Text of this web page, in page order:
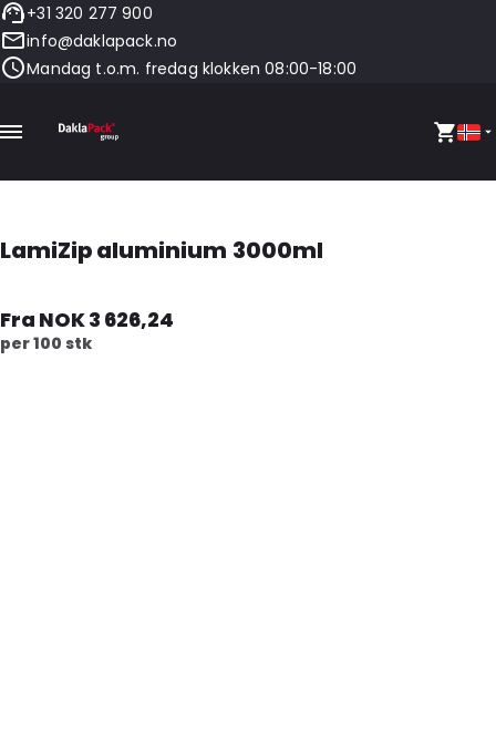
+31 320 277 900
info@daklapack.no
Mandag t.o.m. fredag klokken 08:00-18:00
LamiZip aluminium 3000ml
Fra NOK 3 626,24
per 100 stk